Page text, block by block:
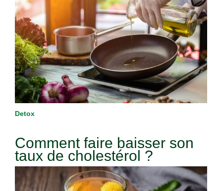
Detox
Comment faire baisser son
taux de cholestérol ?